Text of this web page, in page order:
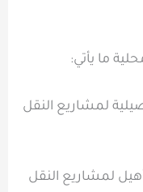
لمشاريع النقل
لمشاريع النقل